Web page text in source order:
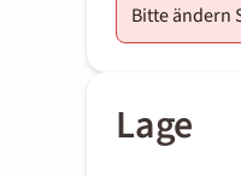
Bitte ändern
Lage